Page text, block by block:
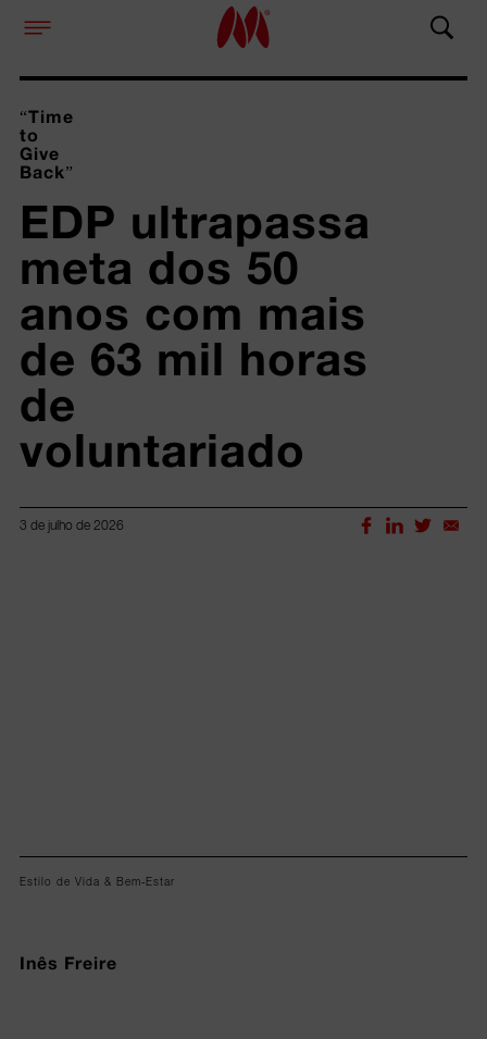
“Time
to
Give
Back”
EDP ultrapassa
meta dos 50
anos com mais
de 63 mil horas
de
voluntariado
3 de julho de 2026
Estilo de Vida & Bem-Estar
Inês Freire